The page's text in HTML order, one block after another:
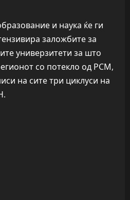
и наука ќе ги
заложбите за
универзитети за што
со потекло од РСМ,
на сите три циклуси на